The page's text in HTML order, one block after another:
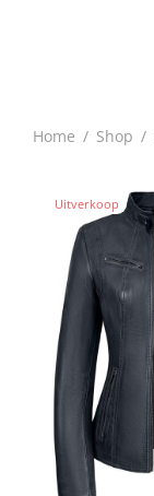
Home / Shop /
Uitverkoop